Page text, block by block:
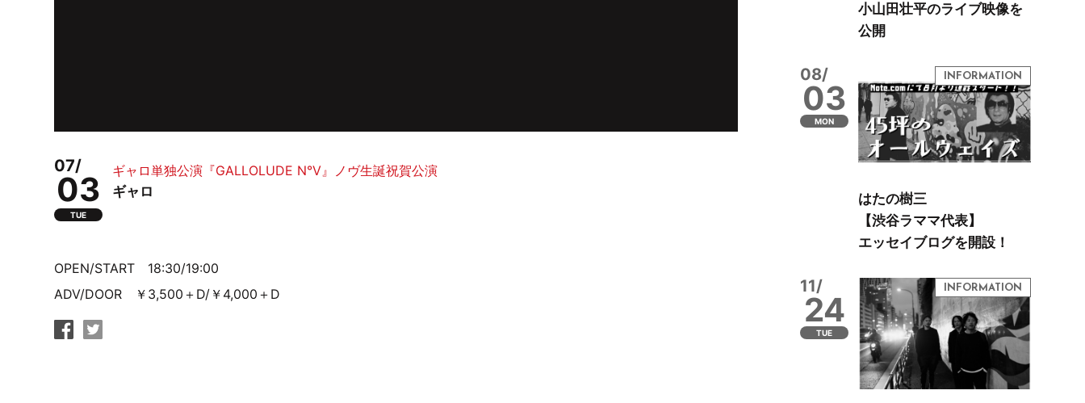
07/
03
TUE
ギャロ単独公演『GALLOLUDE N°V』ノヴ生誕祝賀公演
ギャロ
OPEN/START 18:30/19:00
ADV/DOOR ￥3,500＋D/￥4,000＋D
小山田壮平のライブ映像を
公開
08/
03
MON
はたの樹三
【渋谷ラママ代表】
エッセイブログを開設！
11/
24
TUE